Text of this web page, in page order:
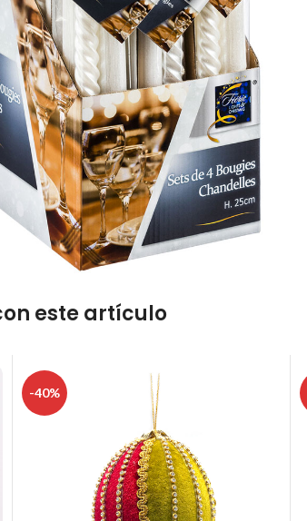
este artículo
-40%